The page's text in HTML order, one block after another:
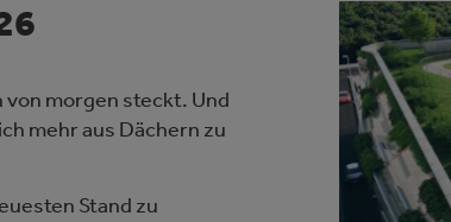
von morgen steckt. Und
mehr aus Dächern zu
Stand zu